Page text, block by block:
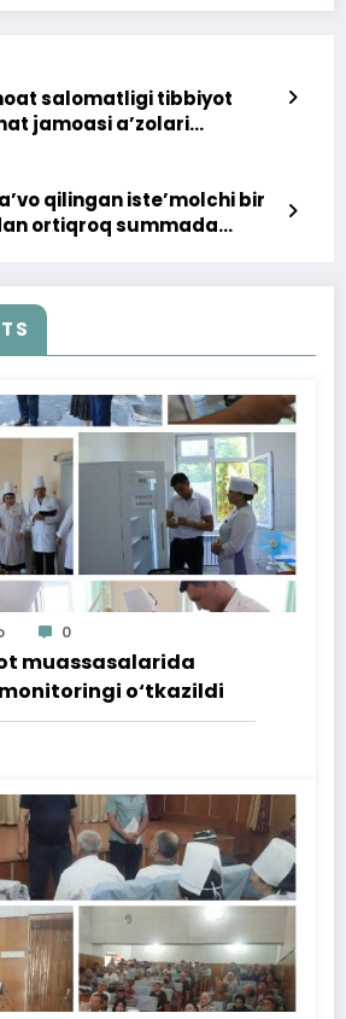
salomatligi tibbiyot
jamoasi a’zolari
qilingan iste’molchi bir
ortiqroq summada
0
muassasalarida
o‘tkazildi